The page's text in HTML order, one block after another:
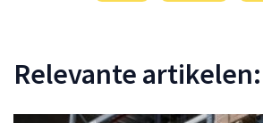
Relevante artikelen: